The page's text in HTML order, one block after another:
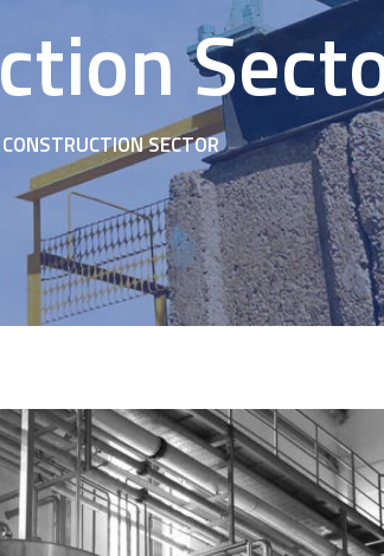
CONSTRUCTION SECTOR